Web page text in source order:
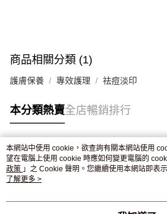
付款後門市自取，訂單確認後2-4個工作
商品相關分類 (1)
護膚保養 專效護理 祛痘淡印
本分類熱賣全店暢銷排行
熱門標籤
熱銷排行
本網站中使用 cookie，欲查詢有關本網站使用
望在電腦上使用 cookie 時應如何變更電腦的
政策 」之 Cookie 聲明。您繼續使用本網站即表
條款之 Cookie 聲明使用 cookie。
了解更多 >